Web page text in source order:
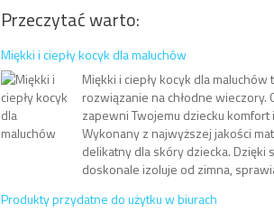
Przeczytać warto:
Miękki i ciepły kocyk dla maluchów
Miękki i ciepły kocyk dla maluchów
rozwiązanie na chłodne wieczory.
zapewni Twojemu dziecku komfort
Wykonany z najwyższej jakości
delikatny dla skóry dziecka. Dzięki
doskonale izoluje od zimna,
Produkty przydatne do użytku w biurach